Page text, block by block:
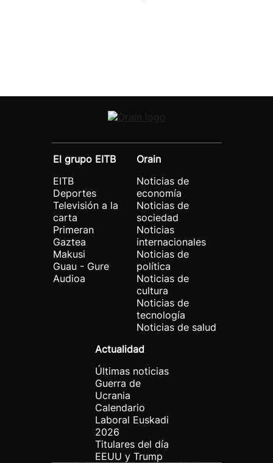
El grupo EITB
EITB
Deportes
Televisión a la
carta
Primeran
Gaztea
Makusi
Guau - Gure
Audioa
Orain
Noticias de
economía
Noticias de
sociedad
Noticias
internacionales
Noticias de
política
Noticias de
cultura
Noticias de
tecnología
Noticias de salud
Actualidad
Últimas noticias
Guerra de
Ucrania
Calendario
Laboral Euskadi
2026
Titulares del día
EEUU y Trump